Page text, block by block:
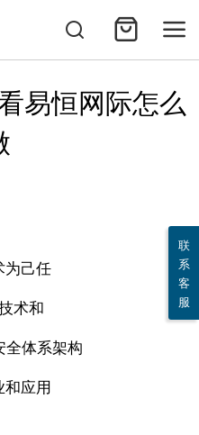
易恒网际怎么
为己任
术和
全体系架构
和应用
联
系
客
服